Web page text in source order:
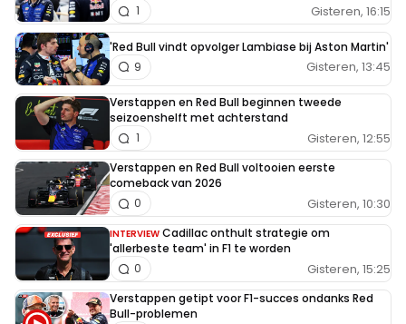
Gisteren, 16:15
1
'Red Bull vindt opvolger Lambiase bij Aston Martin'
Gisteren, 13:45
9
Verstappen en Red Bull beginnen tweede
seizoenshelft met achterstand
Gisteren, 12:55
1
Verstappen en Red Bull voltooien eerste
comeback van 2026
Gisteren, 10:30
0
INTERVIEW Cadillac onthult strategie om
'allerbeste team' in F1 te worden
Gisteren, 15:25
0
Verstappen getipt voor F1-succes ondanks Red
Bull-problemen